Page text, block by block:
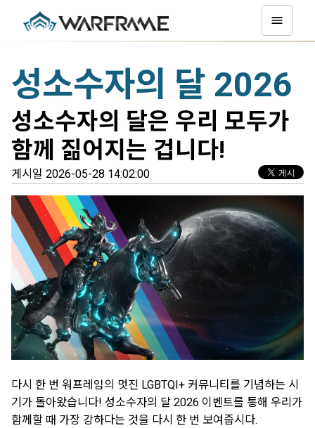
성소수자의 달 2026
성소수자의 달은 우리 모두가
함께 짊어지는 겁니다!
게시일 2026-05-28 14:02:00
다시 한 번 워프레임의 멋진 LGBTQI+ 커뮤니티를 기념하는 시
기가 돌아왔습니다! 성소수자의 달 2026 이벤트를 통해 우리가
함께할 때 가장 강하다는 것을 다시 한 번 보여줍시다.